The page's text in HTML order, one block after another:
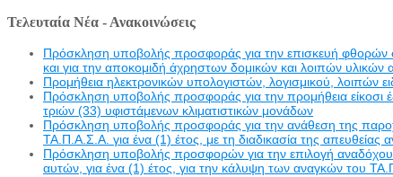
Τελευταία Νέα - Ανακοινώσεις
Πρόσκληση υποβολής προσφοράς για την επισκευή φθορών
και για την αποκομιδή άχρηστων δομικών και λοιπών
Προμήθεια ηλεκτρονικών υπολογιστών, λογισμικού,
Πρόσκληση υποβολής προσφοράς για την προμήθεια είκοσι
τριών (33) υφιστάμενων κλιματιστικών μονάδων
Πρόσκληση υποβολής προσφοράς για την ανάθεση της
ΤΑ.Π.Α.Σ.Α. για ένα (1) έτος, με τη διαδικασία της απευθείας
Πρόσκληση υποβολής προσφορών για την επιλογή
αυτών, για ένα (1) έτος, για την κάλυψη των αναγκών του